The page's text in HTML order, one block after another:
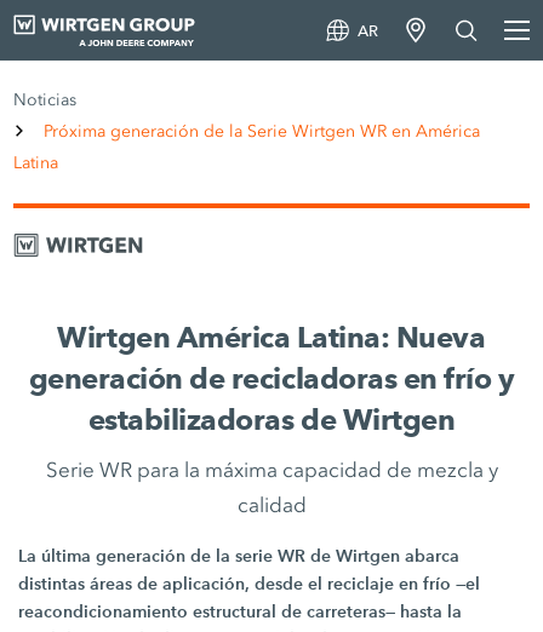
AR
Noticias
Próxima generación de la Serie Wirtgen WR en América
Latina
Wirtgen América Latina: Nueva
generación de recicladoras en frío y
estabilizadoras de Wirtgen
Serie WR para la máxima capacidad de mezcla y
calidad
La última generación de la serie WR de Wirtgen abarca
distintas áreas de aplicación, desde el reciclaje en frío —el
reacondicionamiento estructural de carreteras— hasta la